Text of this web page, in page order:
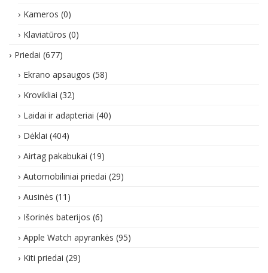
Kameros (0)
Klaviatūros (0)
Priedai (677)
Ekrano apsaugos (58)
Krovikliai (32)
Laidai ir adapteriai (40)
Dėklai (404)
Airtag pakabukai (19)
Automobiliniai priedai (29)
Ausinės (11)
Išorinės baterijos (6)
Apple Watch apyrankės (95)
Kiti priedai (29)